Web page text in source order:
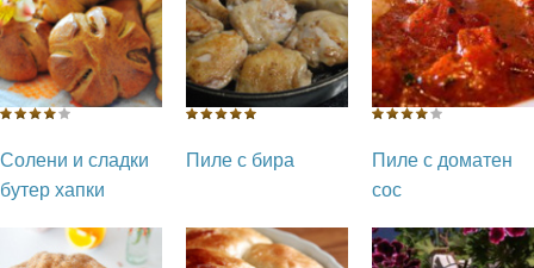
Солени и сладки
бутер хапки
Пиле с бира
Пиле с доматен
сос